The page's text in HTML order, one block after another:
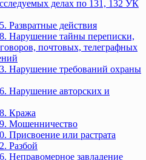
делах по 131, 132 УК
Развратные действия
Нарушение тайны переписки,
почтовых, телеграфных
Нарушение требований охраны
Нарушение авторских и
Кража
Мошенничество
Присвоение или растрата
Разбой
Неправомерное завладение